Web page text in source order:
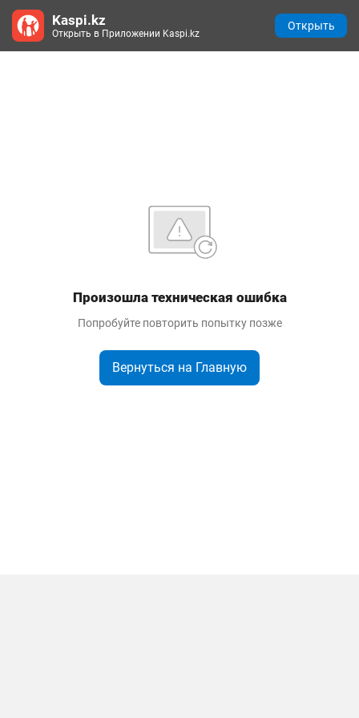
Произошла техническая ошибка
Попробуйте повторить попытку позже
Вернуться на Главную
Kaspi.kz
Открыть в Приложении Kaspi.kz
Открыть